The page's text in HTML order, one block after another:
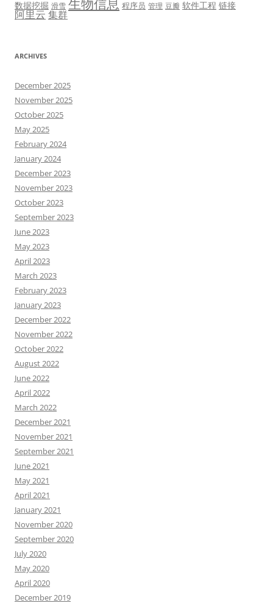
数据挖掘 滑雪 生物信息 程序员 管理 豆瓣 软件工程 链接
阿里云集群
ARCHIVES
December 2025
November 2025
October 2025
May 2025
February 2024
January 2024
December 2023
November 2023
October 2023
September 2023
June 2023
May 2023
April 2023
March 2023
February 2023
January 2023
December 2022
November 2022
October 2022
August 2022
June 2022
April 2022
March 2022
December 2021
November 2021
September 2021
June 2021
May 2021
April 2021
January 2021
November 2020
September 2020
July 2020
May 2020
April 2020
December 2019